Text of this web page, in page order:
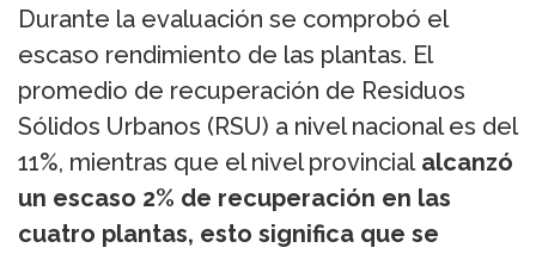
Durante la evaluación se comprobó el
escaso rendimiento de las plantas. El
promedio de recuperación de Residuos
Sólidos Urbanos (RSU) a nivel nacional es del
11%, mientras que el nivel provincial alcanzó
un escaso 2% de recuperación en las
cuatro plantas, esto significa que se